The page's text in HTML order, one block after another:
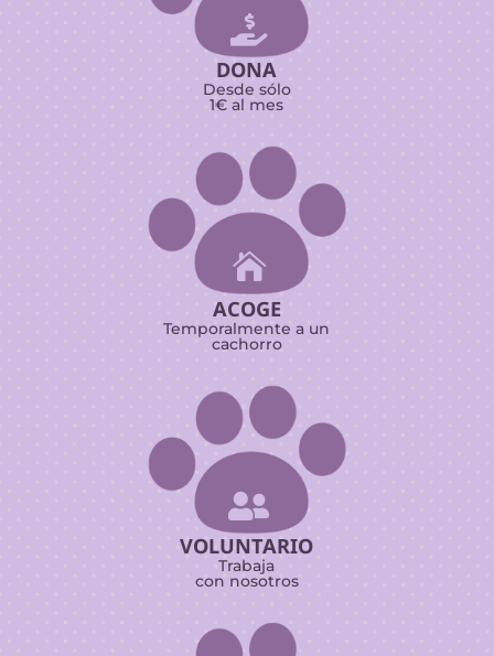

DONA
Desde sólo
1€ al mes

ACOGE
Temporalmente a un
cachorro

VOLUNTARIO
Trabaja
con nosotros